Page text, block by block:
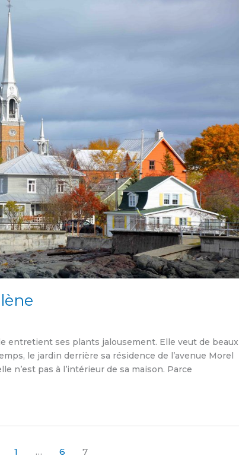
entretient ses plants jalousement. Elle veut de beaux
le jardin derrière sa résidence de l’avenue Morel
n’est pas à l’intérieur de sa maison. Parce
1 … 6 7